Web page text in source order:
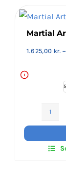
Stilart /
Martial
1.625,00 kr. –
i
antal